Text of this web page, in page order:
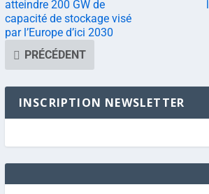
atteindre 200 GW de
capacité de stockage visé
par l’Europe d’ici 2030
PRÉCÉDENT
INSCRIPTION NEWSLETTER